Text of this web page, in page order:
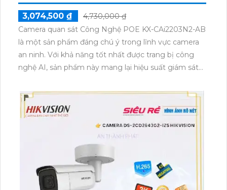
3,074,500 ₫
4,730,000 ₫
Camera quan sát Công Nghệ POE KX-CAi2203N2-AB
là một sản phẩm đáng chú ý trong lĩnh vực camera
an ninh. Với khả năng tốt nhất được trang bị công
nghệ AI, sản phẩm này mang lại hiệu suất giám sát
camera này là hồng ngoại Smart IR, giúp tiết kiệm
50% dung lượng H.265+/H.265/H.264+/H.264 và hình
ảnh rõ ràng ngay cả trong môi trường thiếu sáng.
Công nghệ hồng ngoại Smart IR công suất cao đảm
bảo khả năng giám sát ban đêm vượt trội.Camera
này còn được trang bị công nghệ CMOS, giúp mang
lại màu sắc đẹp và khả năng giám sát ban đêm tốt.
Với tầm nhìn hồng ngoại lên đến 50m, camera này